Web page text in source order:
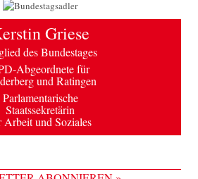
Griese
des Bundestages
Abgeordnete für
und Ratingen
Parlamentarische
Staatssekretärin
Arbeit und Soziales